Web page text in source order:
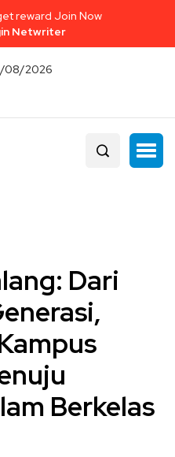
reward Join Now
Netwriter
08/2026
Dari
Berkelas